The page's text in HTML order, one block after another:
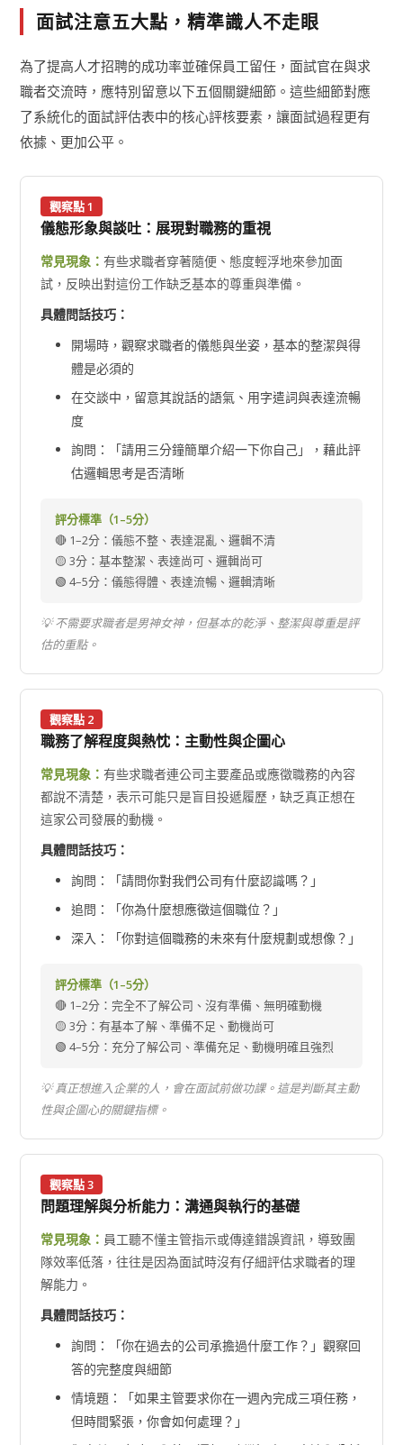
面試注意五大點，精準識人不走眼
為了提高人才招聘的成功率並確保員工留任，面試官在與求
職者交流時，應特別留意以下五個關鍵細節。這些細節對應
了系統化的面試評估表中的核心評核要素，讓面試過程更有
依據、更加公平。
觀察點 1
儀態形象與談吐：展現對職務的重視
常見現象：有些求職者穿著隨便、態度輕浮地來參加面
試，反映出對這份工作缺乏基本的尊重與準備。
具體問話技巧：
開場時，觀察求職者的儀態與坐姿，基本的整潔與得
體是必須的
在交談中，留意其說話的語氣、用字遣詞與表達流暢
度
詢問：「請用三分鐘簡單介紹一下你自己」，藉此評
估邏輯思考是否清晰
評分標準（1–5分）
🔴 1–2分：儀態不整、表達混亂、邏輯不清
🟡 3分：基本整潔、表達尚可、邏輯尚可
🟢 4–5分：儀態得體、表達流暢、邏輯清晰
💡 不需要求職者是男神女神，但基本的乾淨、整潔與尊重是評
估的重點。
觀察點 2
職務了解程度與熱忱：主動性與企圖心
常見現象：有些求職者連公司主要產品或應徵職務的內容
都說不清楚，表示可能只是盲目投遞履歷，缺乏真正想在
這家公司發展的動機。
具體問話技巧：
詢問：「請問你對我們公司有什麼認識嗎？」
追問：「你為什麼想應徵這個職位？」
深入：「你對這個職務的未來有什麼規劃或想像？」
評分標準（1–5分）
🔴 1–2分：完全不了解公司、沒有準備、無明確動機
🟡 3分：有基本了解、準備不足、動機尚可
🟢 4–5分：充分了解公司、準備充足、動機明確且強烈
💡 真正想進入企業的人，會在面試前做功課。這是判斷其主動
性與企圖心的關鍵指標。
觀察點 3
問題理解與分析能力：溝通與執行的基礎
常見現象： 員工聽不懂主管指示或傳達錯誤資訊，導致團
隊效率低落，往往是因為面試時沒有仔細評估求職者的理
解能力。
具體問話技巧：
詢問：「你在過去的公司承擔過什麼工作？」觀察回
答的完整度與細節
情境題：「如果主管要求你在一週內完成三項任務，
但時間緊張，你會如何處理？」